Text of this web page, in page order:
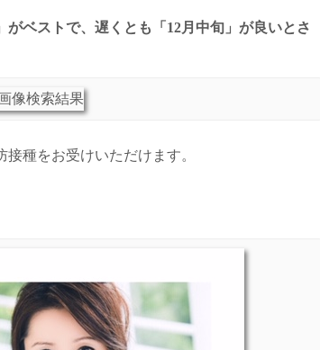
ベストで、遅くとも「12月中旬」が良いとさ
種をお受けいただけます。